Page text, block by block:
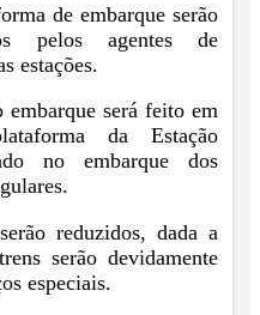
de embarque serão
pelos agentes de
estações.
embarque será feito em
da Estação
no embarque dos
reduzidos, dada a
serão devidamente
especiais.